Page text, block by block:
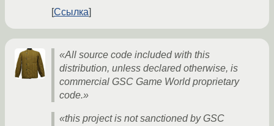
Ссылка
«All source code included with this
distribution, unless declared otherwise, is
commercial GSC Game World proprietary
code.»
«this project is not sanctioned by GSC